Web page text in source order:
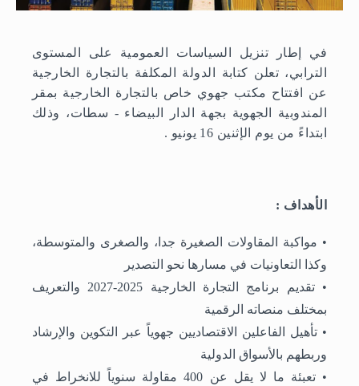
في إطار تنزيل السياسات العمومية على المستوى
الترابي، تعلن كتابة الدولة المكلفة بالتجارة الخارجية
عن افتتاح مكتب جهوي خاص بالتجارة الخارجية بمقر
المندوبية الجهوية بجهة الدار البيضاء - سطات، وذلك
ابتداءً من يوم الإثنين 16 يونيو .
الأهداف :
• مواكبة المقاولات الصغيرة جدا، والصغرى والمتوسطة،
وكذا التعاونيات في مسارها نحو التصدير
• تقديم برنامج التجارة الخارجية 2025-2027 والتعريف
بمختلف منصاته الرقمية
• تأهيل الفاعلين الاقتصاديين جهوياً عبر التكوين والإرشاد
وربطهم بالأسواق الدولية
• تعبئة ما لا يقل عن 400 مقاولة سنوياً للانخراط في